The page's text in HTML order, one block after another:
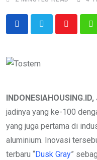
Youtube
INDONESIAHOUSING.ID,
jadinya yang ke-100
yang juga pertama di
aluminium. Inovasi
terbaru “Dusk Gray”